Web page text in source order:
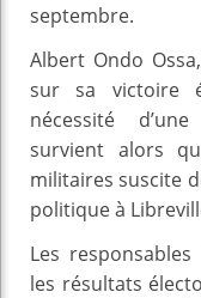
septembre.
Albert Ondo
sur sa victoire
nécessité
survient alors
militaires suscite
politique à
Les
les résultats